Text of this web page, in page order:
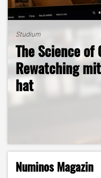
Studium
The Science of
Rewatching
hat
Studium
Zwischen
Gengenbach –
Studium
B2B-
– und warum
berufliche
Studium
Mein ehrlicher
Guide durch
Studentenleben
Ästhetik, Sport
Numinos Magazin